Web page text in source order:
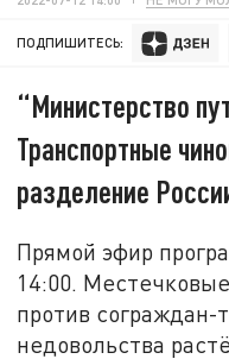
ПОДПИШИТЕСЬ:
“Министерство
Транспортные
разделение
Прямой эфир
14:00.
против сограждан-
недовольства